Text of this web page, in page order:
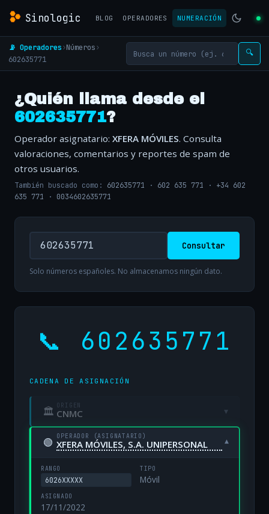
Sinologic BLOG OPERADORES NUMERACIÓN
📡 Operadores›Números›
602635771
🔍
¿Quién llama desde el
602635771?
Operador asignatario: XFERA MÓVILES. Consulta
valoraciones, comentarios y reportes de spam de
otros usuarios.
También buscado como: 602635771 · 602 635 771 · +34 602
635 771 · 0034602635771
Consultar
Solo números españoles. No almacenamos ningún dato.
📞 602635771
CADENA DE ASIGNACIÓN
🏛 ORIGEN
CNMC ▾
🟢 OPERADOR (ASIGNATARIO)
XFERA MÓVILES, S.A. UNIPERSONAL ▾
RANGO
6026XXXXX
TIPO
Móvil
ASIGNADO
17/11/2022